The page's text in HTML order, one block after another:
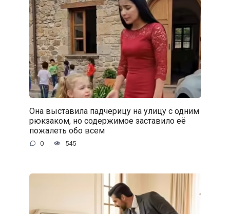
Она выставила падчерицу на улицу с одним
рюкзаком, но содержимое заставило её
пожалеть обо всем
0 545